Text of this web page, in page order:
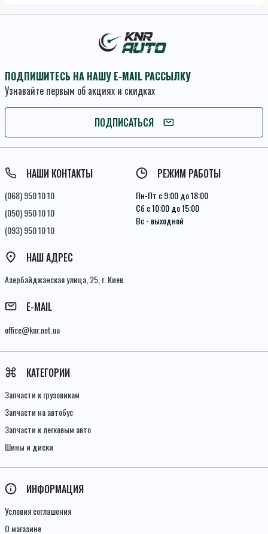
ПОДПИШИТЕСЬ НА НАШУ E-MAIL РАССЫЛКУ
Узнавайте первым об акциях и скидках
ПОДПИСАТЬСЯ
ПОДПИСАТЬСЯ
Условия соглашения
НАШИ КОНТАКТЫ
(068) 950 10 10
(050) 950 10 10
(093) 950 10 10
РЕЖИМ РАБОТЫ
Пн-Пт с 9:00 до 18:00
Сб с 10:00 до 15:00
Вс - выходной
НАШ АДРЕС
Азербайджанская улица, 25, г. Киев
E-MAIL
office@knr.net.ua
КАТЕГОРИИ
Запчасти к грузовикам
Запчасти на автобус
Запчасти к легковым авто
Шины и диски
ИНФОРМАЦИЯ
Условия соглашения
О магазине